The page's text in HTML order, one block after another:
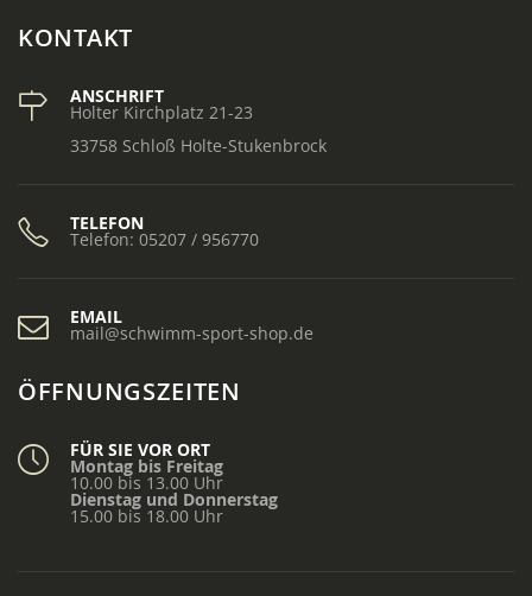
KONTAKT
ANSCHRIFT
Holter Kirchplatz 21-23
33758 Schloß Holte-Stukenbrock
TELEFON
Telefon: 05207 / 956770
EMAIL
mail@schwimm-sport-shop.de
ÖFFNUNGSZEITEN
FÜR SIE VOR ORT
Montag bis Freitag
10.00 bis 13.00 Uhr
Dienstag und Donnerstag
15.00 bis 18.00 Uhr